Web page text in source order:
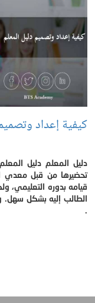
كيفية إعداد
دليل المعلم دليل
تحضيرها من قبل معدي
قيامه بدوره التعليمي،
الطالب إليه بشكل سهل.
.